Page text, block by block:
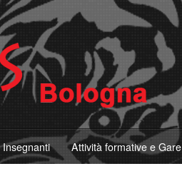
Insegnanti Attività formative e Gare